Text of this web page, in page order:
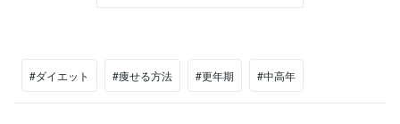
#ダイエット #痩せる方法 #更年期 #中高年